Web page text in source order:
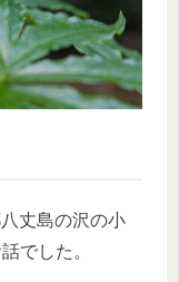
丈島の沢の小
でした。